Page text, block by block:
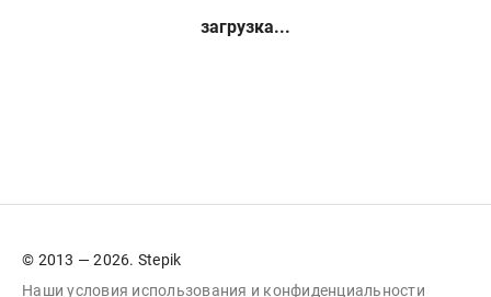
загрузка...
© 2013 — 2026. Stepik
Наши условия использования и конфиденциальности